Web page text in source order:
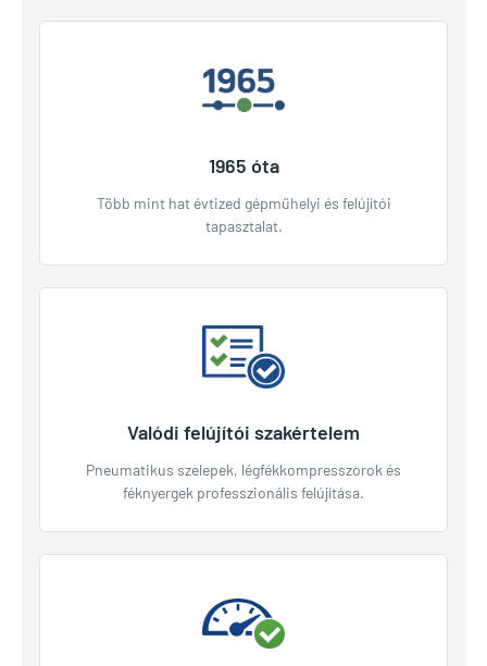
1965 óta
Több mint hat évtized gépműhelyi és felújítói
tapasztalat.
Valódi felújítói szakértelem
Pneumatikus szelepek, légfékkompresszorok és
féknyergek professzionális felújítása.